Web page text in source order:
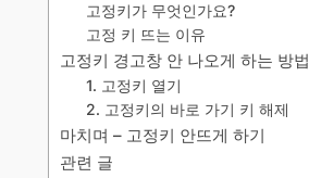
고정키가 무엇인가요?
고정 키 뜨는 이유
고정키 경고창 안 나오게 하는 방법
1. 고정키 열기
2. 고정키의 바로 가기 키 해제
마치며 – 고정키 안뜨게 하기
관련 글